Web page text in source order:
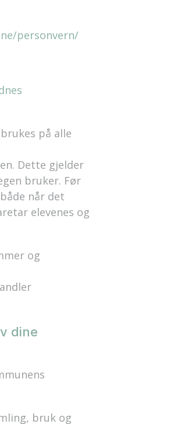
personvern/
på alle
Dette gjelder
bruker. Før
når det
elevenes og
og
dine
bruk og